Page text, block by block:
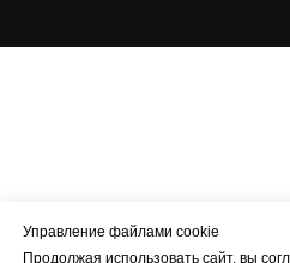
Управление файлами cookie
Продолжая использовать сайт, вы